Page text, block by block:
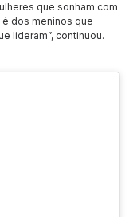
que sonham com
dos meninos que
lideram”, continuou.